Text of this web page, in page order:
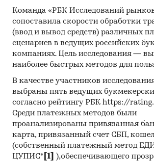
Команда «РБК Исследований
сопоставила скорости обработки
(ввод и вывод средств) различных
сценариев в ведущих российских
компаниях. Цель исследования —
наиболее быстрых методов для
В качестве участников
выбраны пять ведущих
согласно рейтингу РБК https://
Среди платежных методов были
проанализированы привязанная
карта, привязанный счет СБП,
(собственный платежный метод
ЦУПИС* [1]
),обеспечивающего